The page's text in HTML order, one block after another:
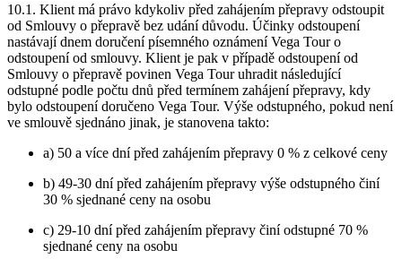
10.1. Klient má právo kdykoliv před zahájením přepravy odstoupit
od Smlouvy o přepravě bez udání důvodu. Účinky odstoupení
nastávají dnem doručení písemného oznámení Vega Tour o
odstoupení od smlouvy. Klient je pak v případě odstoupení od
Smlouvy o přepravě povinen Vega Tour uhradit následující
odstupné podle počtu dnů před termínem zahájení přepravy, kdy
bylo odstoupení doručeno Vega Tour. Výše odstupného, pokud není
ve smlouvě sjednáno jinak, je stanovena takto:
a) 50 a více dní před zahájením přepravy 0 % z celkové ceny
b) 49-30 dní před zahájením přepravy výše odstupného činí
30 % sjednané ceny na osobu
c) 29-10 dní před zahájením přepravy činí odstupné 70 %
sjednané ceny na osobu